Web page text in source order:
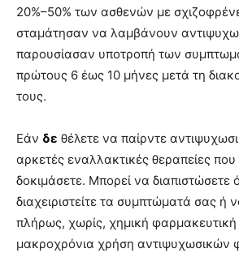
20%–50% των ασθενών με
σταμάτησαν να λαμβάνουν
παρουσίασαν υποτροπή των
πρώτους 6 έως 10 μήνες μετά τη
τους.
Εάν δε θέλετε να παίρντε
αρκετές εναλλακτικές θεραπείες που
δοκιμάσετε. Μπορεί να διαπιστώσετε
διαχειριστείτε τα συμπτώματά σας ή
πλήρως, χωρίς, χημική
μακροχρόνια χρήση αντιψυχωσικών